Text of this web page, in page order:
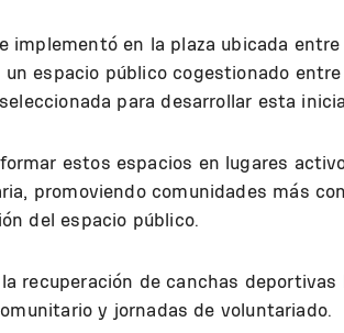
implementó en la plaza ubicada entre
espacio público cogestionado
para desarrollar esta
estos espacios en lugares
promoviendo comunidades más
del espacio público.
recuperación de canchas
y jornadas de voluntariado.